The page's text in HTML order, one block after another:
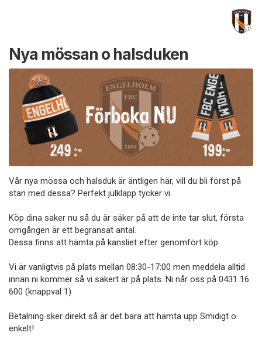
Nya mössan o halsduken
Vår nya mössa och halsduk är äntligen här, vill du bli först på
stan med dessa? Perfekt julklapp tycker vi.
Köp dina saker nu så du är säker på att de inte tar slut, första
omgången är ett begränsat antal.
Dessa finns att hämta på kansliet efter genomfört köp.
Vi är vanligtvis på plats mellan 08:30-17:00 men meddela alltid
innan ni kommer så vi säkert är på plats. Ni når oss på 0431 16
600 (knappval 1)
Betalning sker direkt så är det bara att hämta upp Smidigt o
enkelt!